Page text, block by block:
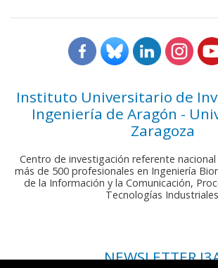
Instituto Universitario de
Ingeniería de Aragón -
Zaragoza
Centro de investigación referente
más de 500 profesionales en Ingeniería
de la Información y la Comunicación,
Tecnologías
NEWSLETTER